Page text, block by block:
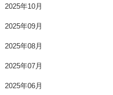
2025年10月
2025年09月
2025年08月
2025年07月
2025年06月